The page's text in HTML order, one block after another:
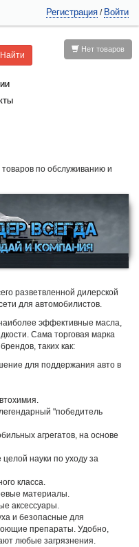
Регистрация / Войти
Нет товаров
по обслуживанию и
разветвленной дилерской
для автомобилистов.
эффективные масла,
Сама торговая марка
таких как:
для поддержания авто в
"победитель
агрегатов, на основе
целой науки по уходу за
класса.
материалы.
аксессуары.
и безопасные для
препараты. Удобно,
любые загрязнения.